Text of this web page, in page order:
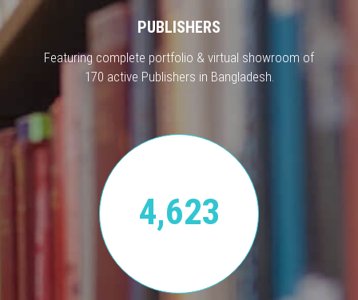
PUBLISHERS
Featuring complete portfolio & virtual showroom of
170 active Publishers in Bangladesh.
4,623